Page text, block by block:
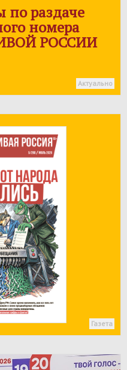
по раздаче
номера
РОССИИ
Актуально
Газета